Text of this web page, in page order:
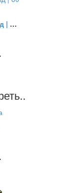
Мишка Гарольд | 80 см